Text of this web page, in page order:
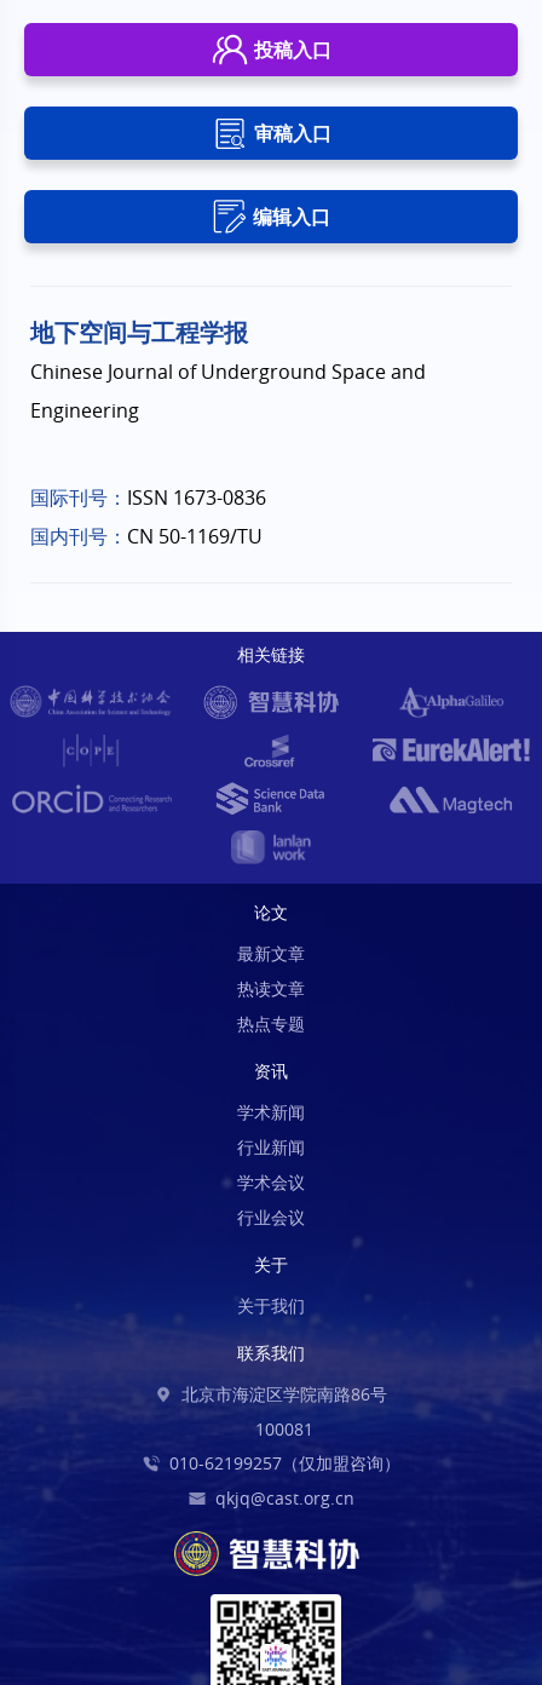
投稿入口
审稿入口
编辑入口
地下空间与工程学报
Chinese Journal of Underground Space and
Engineering
国际刊号： ISSN 1673-0836
国内刊号： CN 50-1169/TU
相关链接
论文
最新文章
热读文章
热点专题
资讯
学术新闻
行业新闻
学术会议
行业会议
关于
关于我们
联系我们
北京市海淀区学院南路86号
100081
010-62199257（仅加盟咨询）
qkjq@cast.org.cn